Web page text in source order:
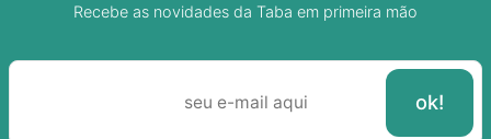
Recebe as novidades da Taba em primeira mão